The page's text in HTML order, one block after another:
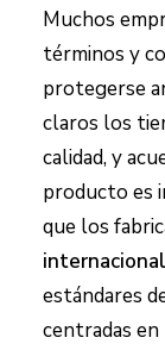
Muchos
términos y
protegerse
claros los
calidad, y
producto es
que los
estándares
centradas